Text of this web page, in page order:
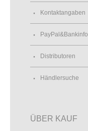
Kontaktangaben
PayPal&Bankinfo
Distributoren
Händlersuche
ÜBER KAUF